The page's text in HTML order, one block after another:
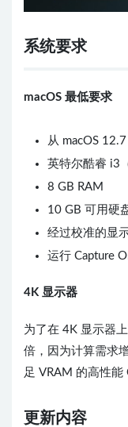
系统要求
macOS 最低要求
从 macOS
英特尔酷睿 i3
8 GB RAM
10 GB 可用硬
经过校准的显
运行 Capture
4K 显示器
为了在 4K 显示器
倍，因为计算需求
足 VRAM 的高性能
更新内容